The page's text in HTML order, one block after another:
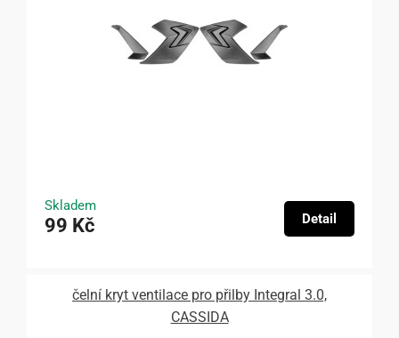
Skladem
99 Kč Detail
čelní kryt ventilace pro přilby Integral 3.0,
CASSIDA